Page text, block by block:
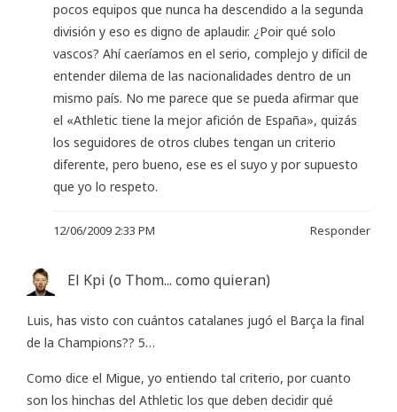
pocos equipos que nunca ha descendido a la segunda
división y eso es digno de aplaudir. ¿Poir qué solo
vascos? Ahí caeríamos en el serio, complejo y difícil de
entender dilema de las nacionalidades dentro de un
mismo país. No me parece que se pueda afirmar que
el «Athletic tiene la mejor afición de España», quizás
los seguidores de otros clubes tengan un criterio
diferente, pero bueno, ese es el suyo y por supuesto
que yo lo respeto.
12/06/2009 2:33 PM Responder
El Kpi (o Thom... como quieran)
Luis, has visto con cuántos catalanes jugó el Barça la final
de la Champions?? 5…
Como dice el Migue, yo entiendo tal criterio, por cuanto
son los hinchas del Athletic los que deben decidir qué